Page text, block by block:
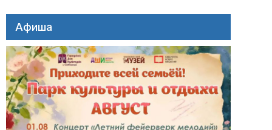
Афиша